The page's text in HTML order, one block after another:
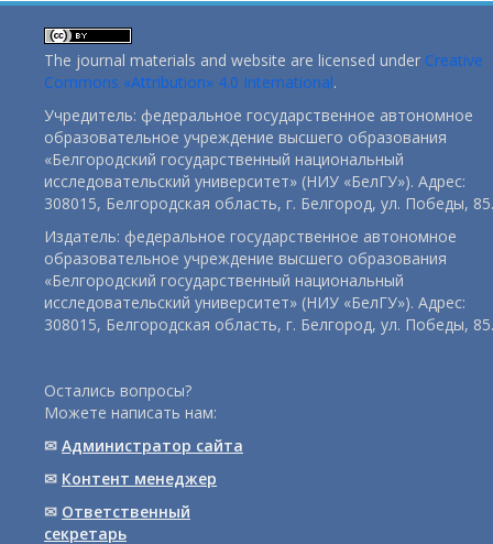
The journal materials and website are licensed under Creative
Commons «Attribution» 4.0 International.
Учредитель: федеральное государственное автономное
образовательное учреждение высшего образования
«Белгородский государственный национальный
исследовательский университет» (НИУ «БелГУ»). Адрес:
308015, Белгородская область, г. Белгород, ул. Победы, 85.
Издатель: федеральное государственное автономное
образовательное учреждение высшего образования
«Белгородский государственный национальный
исследовательский университет» (НИУ «БелГУ»). Адрес:
308015, Белгородская область, г. Белгород, ул. Победы, 85.
Остались вопросы?
Можете написать нам:
✉ Администратор сайта
✉ Контент менеджер
✉ Ответственный
cекретарь